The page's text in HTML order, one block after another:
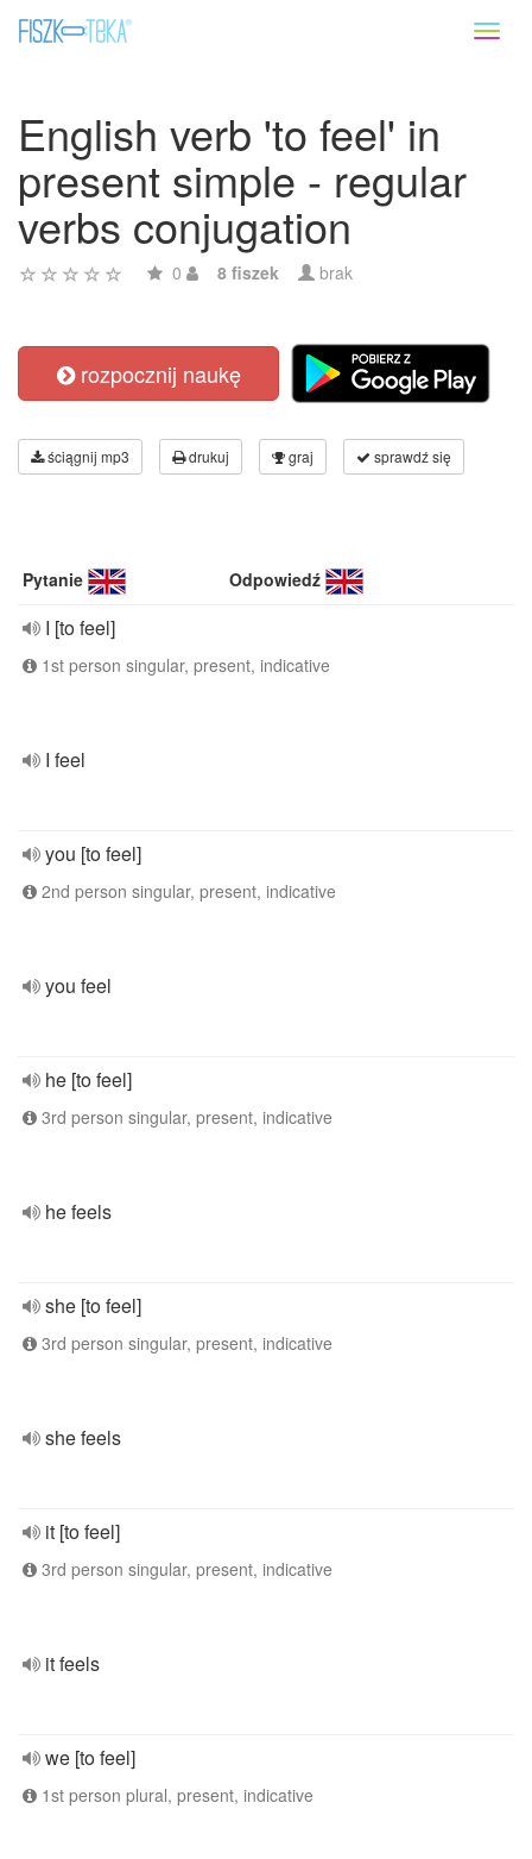
English verb 'to feel' in
present simple - regular
verbs conjugation
0 8 fiszek brak
rozpocznij naukę
ściągnij mp3 drukuj graj sprawdź się
Pytanie Odpowiedź
I [to feel]
1st person singular, present, indicative
I feel
you [to feel]
2nd person singular, present, indicative
you feel
he [to feel]
3rd person singular, present, indicative
he feels
she [to feel]
3rd person singular, present, indicative
she feels
it [to feel]
3rd person singular, present, indicative
it feels
we [to feel]
1st person plural, present, indicative